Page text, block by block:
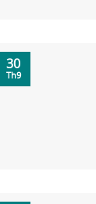
30
Th9